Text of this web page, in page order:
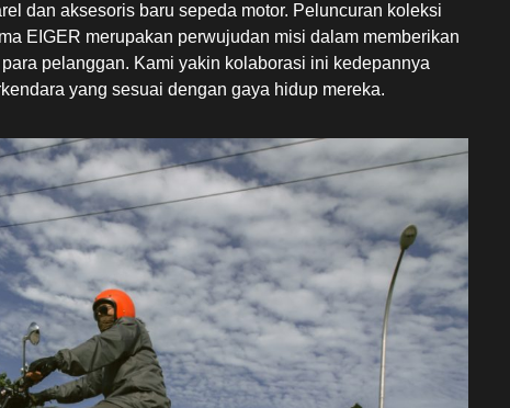
dan aksesoris baru sepeda motor. Peluncuran koleksi
EIGER merupakan perwujudan misi dalam memberikan
pelanggan. Kami yakin kolaborasi ini kedepannya
yang sesuai dengan gaya hidup mereka.